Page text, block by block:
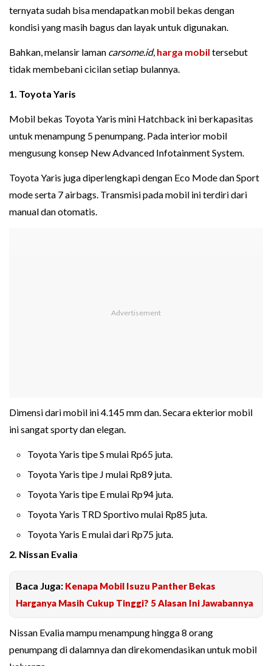
ternyata sudah bisa mendapatkan mobil bekas dengan
kondisi yang masih bagus dan layak untuk digunakan.
Bahkan, melansir laman carsome.id, harga mobil tersebut
tidak membebani cicilan setiap bulannya.
1. Toyota Yaris
Mobil bekas Toyota Yaris mini Hatchback ini berkapasitas
untuk menampung 5 penumpang. Pada interior mobil
mengusung konsep New Advanced Infotainment System.
Toyota Yaris juga diperlengkapi dengan Eco Mode dan Sport
mode serta 7 airbags. Transmisi pada mobil ini terdiri dari
manual dan otomatis.
Dimensi dari mobil ini 4.145 mm dan. Secara ekterior mobil
ini sangat sporty dan elegan.
Toyota Yaris tipe S mulai Rp65 juta.
Toyota Yaris tipe J mulai Rp89 juta.
Toyota Yaris tipe E mulai Rp94 juta.
Toyota Yaris TRD Sportivo mulai Rp85 juta.
Toyota Yaris E mulai dari Rp75 juta.
2. Nissan Evalia
Baca Juga: Kenapa Mobil Isuzu Panther Bekas
Harganya Masih Cukup Tinggi? 5 Alasan Ini Jawabannya
Nissan Evalia mampu menampung hingga 8 orang
penumpang di dalamnya dan direkomendasikan untuk mobil